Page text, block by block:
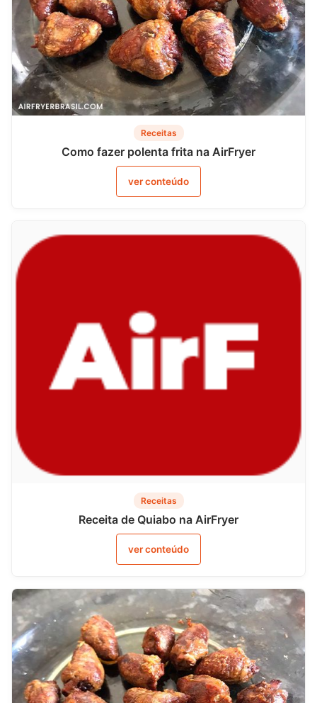
Receitas
Como fazer polenta frita na AirFryer
ver conteúdo
Receitas
Receita de Quiabo na AirFryer
ver conteúdo